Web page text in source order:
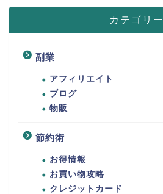
カテゴリー
副業
アフィリエイト
ブログ
物販
節約術
お得情報
お買い物攻略
クレジットカード